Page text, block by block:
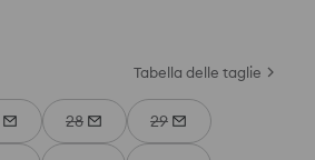
Tabella delle taglie
28 29